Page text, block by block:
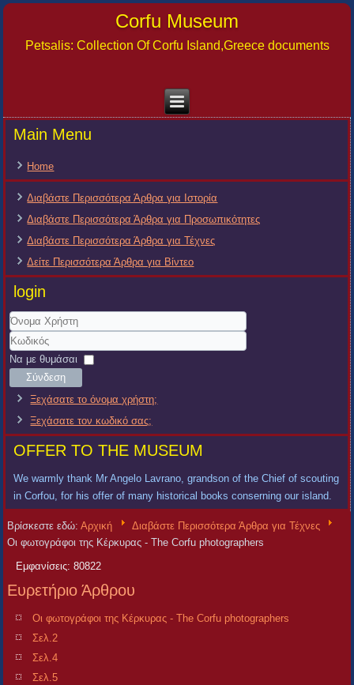
Corfu Museum
Petsalis: Collection Of Corfu Island,Greece documents
Main Menu
Home
Διαβάστε Περισσότερα Άρθρα για Ιστορία
Διαβάστε Περισσότερα Άρθρα για Προσωπικότητες
Διαβάστε Περισσότερα Άρθρα για Τέχνες
Δείτε Περισσότερα Άρθρα για Βίντεο
login
Όνομα
Χρήστη
Κωδικός
Να με θυμάσαι
Σύνδεση
Ξεχάσατε το όνομα χρήστη;
Ξεχάσατε τον κωδικό σας;
OFFER TO THE MUSEUM
We warmly thank Mr Angelo Lavrano, grandson of the Chief of scouting
in Corfou, for his offer of many historical books conserning our island.
Βρίσκεστε εδώ:Αρχική
Διαβάστε Περισσότερα Άρθρα για Τέχνες
Οι φωτογράφοι της Κέρκυρας - The Corfu photographers
Εμφανίσεις: 80822
Ευρετήριο Άρθρου
Οι φωτογράφοι της Κέρκυρας - The Corfu photographers
Σελ.2
Σελ.4
Σελ.5